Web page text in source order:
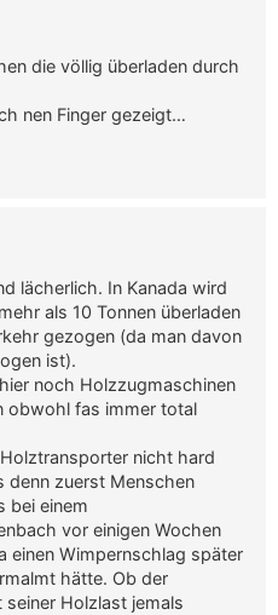
die völlig überladen durch
nen Finger gezeigt…
lächerlich. In Kanada wird
als 10 Tonnen überladen
gezogen (da man davon
ist).
noch Holzzugmaschinen
obwohl fas immer total
nicht hard
denn zuerst Menschen
bei einem
vor einigen Wochen
einen Wimpernschlag später
hätte. Ob der
seiner Holzlast jemals